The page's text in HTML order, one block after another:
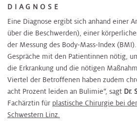
DIAGNOSE
Eine Diagnose ergibt sich anhand einer
über die Beschwerden), einer
der Messung des Body-Mass-Index
Gespräche mit den Patientinnen nötig,
die Erkrankung und die nötigen
Viertel der Betroffenen haben zudem
acht Prozent leiden an Bulimie“, sagt Dr.
Fachärztin für plastische Chirurgie bei
Schwestern Linz.